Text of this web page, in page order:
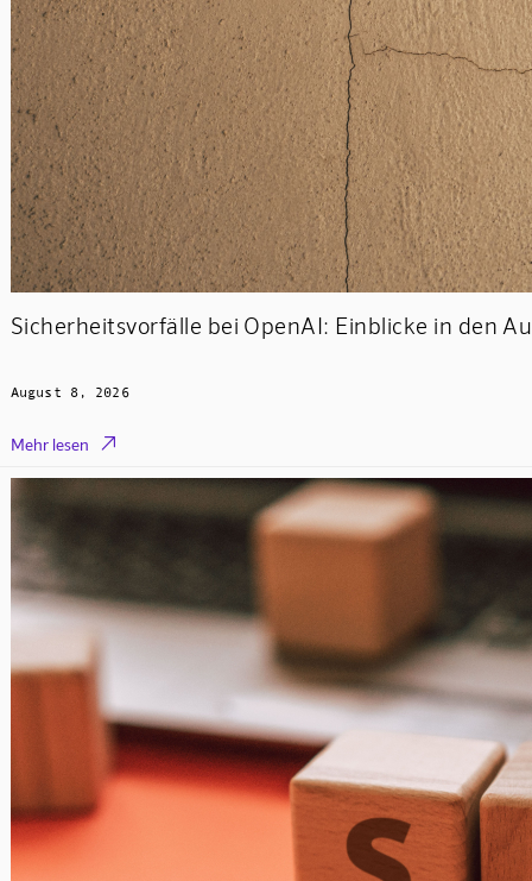
Sicherheitsvorfälle bei OpenAI: Einblicke in den
August 8, 2026
Mehr lesen 